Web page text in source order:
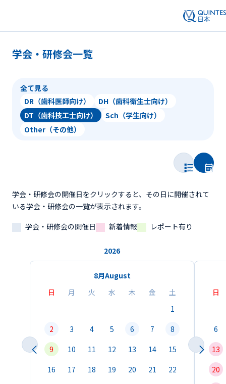
学会・研修会一覧
全て見る
DR（歯科医師向け）
DH（歯科衛生士向け）
DT（歯科技工士向け）
Sch（学生向け）
Other（その他）
学会・研修会の開催日をクリックすると、その日に開催されて
いる学会・研修会の一覧が表示されます。
学会・研修会の開催日
新着情報 レポート有り
2026
8月August
日
月 火 水 木 金
土
1
2
3 4 5 6 7
8
9
10 11 12 13 14
15
16
17 18 19 20 21
22
日
6
13
20